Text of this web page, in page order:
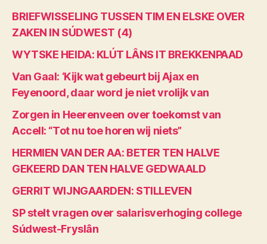
BRIEFWISSELING TUSSEN TIM EN ELSKE OVER
ZAKEN IN SÚDWEST (4)
WYTSKE HEIDA: KLÚT LÂNS IT BREKKENPAAD
Van Gaal: ‘Kijk wat gebeurt bij Ajax en
Feyenoord, daar word je niet vrolijk van
Zorgen in Heerenveen over toekomst van
Accell: “Tot nu toe horen wij niets”
HERMIEN VAN DER AA: BETER TEN HALVE
GEKEERD DAN TEN HALVE GEDWAALD
GERRIT WIJNGAARDEN: STILLEVEN
SP stelt vragen over salarisverhoging college
Súdwest-Fryslân